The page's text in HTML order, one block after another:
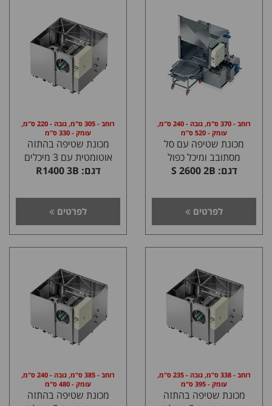
רוחב - 370 ס"מ, גובה - 240 ס"מ,
עומק - 520 ס"מ
מכונת שטיפה עם סל
מסתובב ומיכל כפול
דגם: S 2600 2B
לפרטים
רוחב - 305 ס"מ, גובה - 220 ס"מ,
עומק - 330 ס"מ
מכונת שטיפה בהתזה
אוטומטית עם 3 מיכלים
דגם: R1400 3B
לפרטים
רוחב - 338 ס"מ, גובה - 235 ס"מ,
עומק - 395 ס"מ
מכונת שטיפה בהתזה
רוחב - 385 ס"מ, גובה - 240 ס"מ,
עומק - 480 ס"מ
מכונת שטיפה בהתזה